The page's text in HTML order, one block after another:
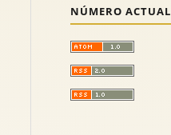
NÚMERO ACTUAL